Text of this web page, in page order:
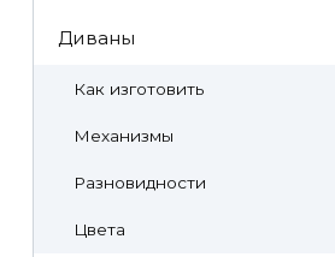
Диваны
Как изготовить
Механизмы
Разновидности
Цвета